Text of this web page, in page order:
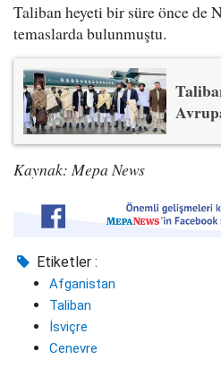
Taliban heyeti bir süre önce de
temaslarda bulunmuştu.
Kaynak: Mepa News
Etiketler :
Afganistan
Taliban
İsviçre
Cenevre